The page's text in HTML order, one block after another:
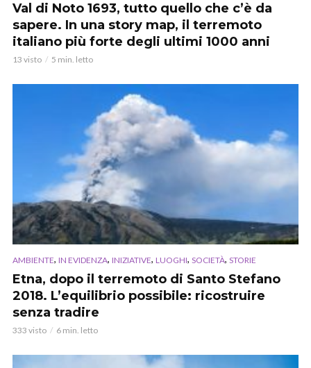
Val di Noto 1693, tutto quello che c’è da
sapere. In una story map, il terremoto
italiano più forte degli ultimi 1000 anni
13 visto 5 min. letto
AMBIENTE, IN EVIDENZA, INIZIATIVE, LUOGHI, SOCIETÀ, STORIE
Etna, dopo il terremoto di Santo Stefano
2018. L’equilibrio possibile: ricostruire
senza tradire
333 visto 6 min. letto